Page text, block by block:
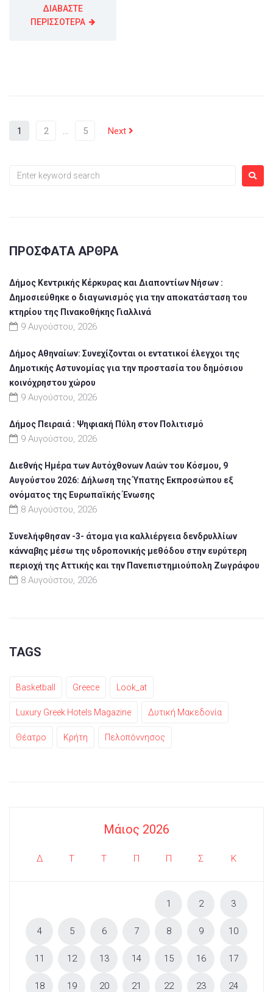
ΔΙΑΒΑΣΤΕ
ΠΕΡΙΣΣΟΤΕΡΑ
1 2 … 5 Next
ΠΡΌΣΦΑΤΑ ΆΡΘΡΑ
Δήμος Κεντρικής Κέρκυρας και Διαποντίων Νήσων :
Δημοσιεύθηκε ο διαγωνισμός για την αποκατάσταση του
κτηρίου της Πινακοθήκης Γιαλλινά
9 Αυγούστου, 2026
Δήμος Αθηναίων: Συνεχίζονται οι εντατικοί έλεγχοι της
Δημοτικής Αστυνομίας για την προστασία του δημόσιου
κοινόχρηστου χώρου
9 Αυγούστου, 2026
Δήμος Πειραιά : Ψηφιακή Πύλη στον Πολιτισμό
9 Αυγούστου, 2026
Διεθνής Ημέρα των Αυτόχθονων Λαών του Κόσμου, 9
Αυγούστου 2026: Δήλωση της Ύπατης Εκπροσώπου εξ
ονόματος της Ευρωπαϊκής Ένωσης
8 Αυγούστου, 2026
Συνελήφθησαν -3- άτομα για καλλιέργεια δενδρυλλίων
κάνναβης μέσω της υδροπονικής μεθόδου στην ευρύτερη
περιοχή της Αττικής και την Πανεπιστημιούπολη Ζωγράφου
8 Αυγούστου, 2026
TAGS
Basketball Greece Look_at
Luxury Greek Hotels Magazine Δυτική Μακεδονία
Θέατρο Κρήτη Πελοπόννησος
Μάιος 2026
Δ Τ Τ Π Π Σ Κ
1 2 3
4 5 6 7 8 9 10
11 12 13 14 15 16 17
18 19 20 21 22 23 24